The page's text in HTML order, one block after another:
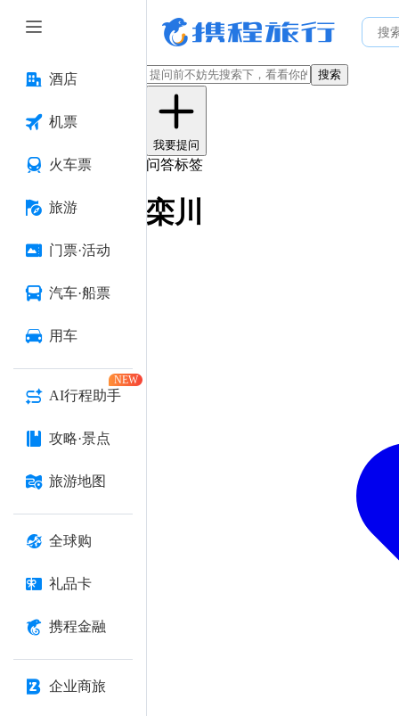
酒店
机票
火车票
旅游
门票·活动
汽车·船票
用车
AI行程助手
NEW
攻略·景点
旅游地图
全球购
礼品卡
携程金融
企业商旅
搜索
我要提问
问答标签
栾川